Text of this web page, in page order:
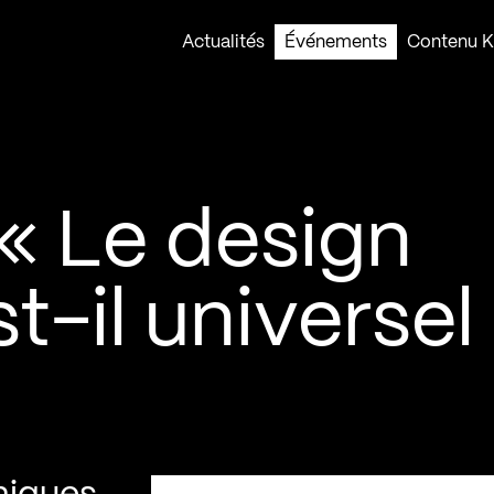
Actualités
Événements Contenu
Le design
il universel